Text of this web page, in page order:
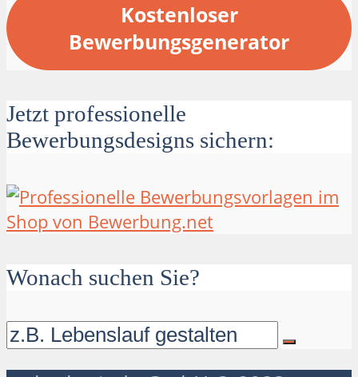
Kostenloser
Bewerbungsgenerator
Jetzt professionelle
Bewerbungsdesigns sichern:
Wonach suchen Sie?